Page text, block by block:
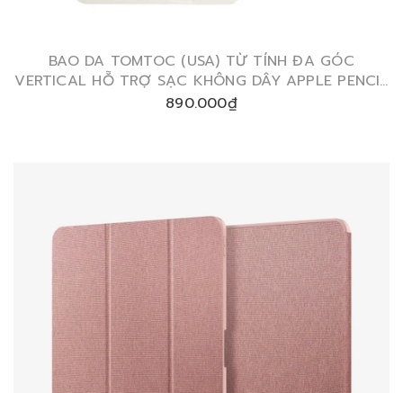
BAO DA TOMTOC (USA) TỪ TÍNH ĐA GÓC
VERTICAL HỖ TRỢ SẠC KHÔNG DÂY APPLE PENCIL
FOR IPAD MINI 6/ MINI 7
890.000₫